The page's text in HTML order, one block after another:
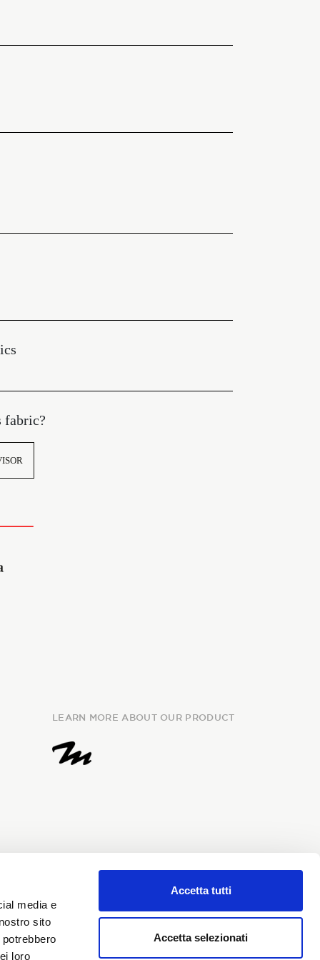
media e
sito
loro
Accetta tutti
Accetta selezionati
fabric?
LEARN MORE ABOUT OUR PRODUCT
informationand I give my
personal data for the
newsletter.